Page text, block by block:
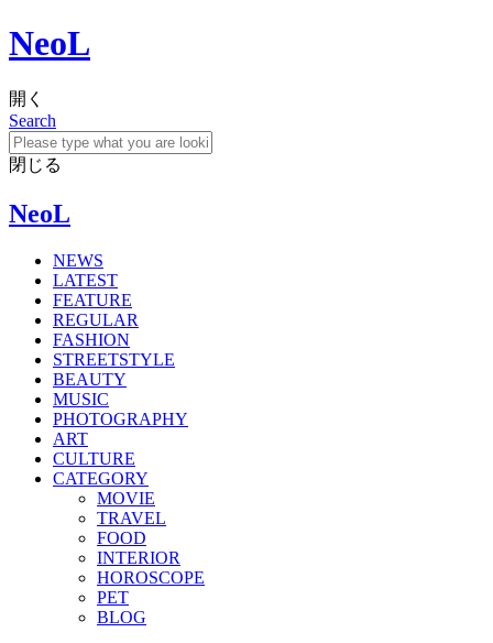
NeoL
開く
Search
閉じる
NeoL
NEWS
LATEST
FEATURE
REGULAR
FASHION
STREETSTYLE
BEAUTY
MUSIC
PHOTOGRAPHY
ART
CULTURE
CATEGORY
MOVIE
TRAVEL
FOOD
INTERIOR
HOROSCOPE
PET
BLOG